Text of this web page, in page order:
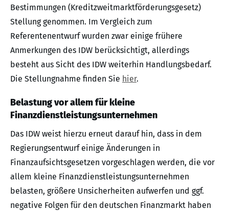
Bestimmungen (Kreditzweitmarktförderungsgesetz)
Stellung genommen. Im Vergleich zum
Referentenentwurf wurden zwar einige frühere
Anmerkungen des IDW berücksichtigt, allerdings
besteht aus Sicht des IDW weiterhin Handlungsbedarf.
Die Stellungnahme finden Sie hier.
Belastung vor allem für kleine
Finanzdienstleistungsunternehmen
Das IDW weist hierzu erneut darauf hin, dass in dem
Regierungsentwurf einige Änderungen in
Finanzaufsichtsgesetzen vorgeschlagen werden, die vor
allem kleine Finanzdienstleistungsunternehmen
belasten, größere Unsicherheiten aufwerfen und ggf.
negative Folgen für den deutschen Finanzmarkt haben